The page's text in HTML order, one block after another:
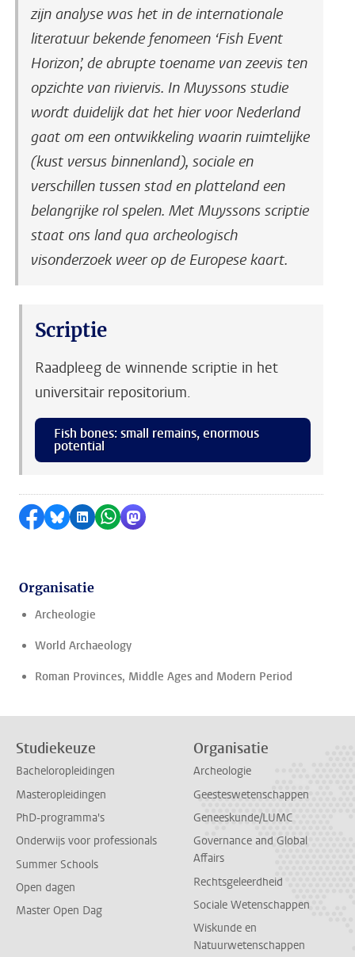
zijn analyse was het in de internationale
literatuur bekende fenomeen ‘Fish Event
Horizon’, de abrupte toename van zeevis ten
opzichte van riviervis. In Muyssons studie
wordt duidelijk dat het hier voor Nederland
gaat om een ontwikkeling waarin ruimtelijke
(kust versus binnenland), sociale en
verschillen tussen stad en platteland een
belangrijke rol spelen. Met Muyssons scriptie
staat ons land qua archeologisch
visonderzoek weer op de Europese kaart.
Scriptie
Raadpleeg de winnende scriptie in het
universitair repositorium.
Fish bones: small remains, enormous
potential
Delen op Facebook
Delen via Bluesky
Delen op LinkedIn
Delen via WhatsApp
Delen via Mastodon
Organisatie
Archeologie
World Archaeology
Roman Provinces, Middle Ages and Modern Period
Studiekeuze
Bacheloropleidingen
Masteropleidingen
PhD-programma's
Onderwijs voor professionals
Summer Schools
Open dagen
Master Open Dag
Organisatie
Archeologie
Geesteswetenschappen
Geneeskunde/LUMC
Governance and Global
Affairs
Rechtsgeleerdheid
Sociale Wetenschappen
Wiskunde en
Natuurwetenschappen